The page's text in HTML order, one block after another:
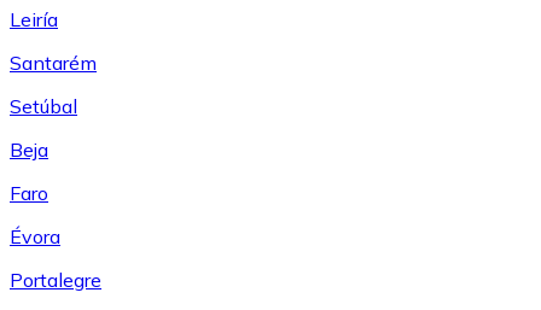
Leiría
Santarém
Setúbal
Beja
Faro
Évora
Portalegre